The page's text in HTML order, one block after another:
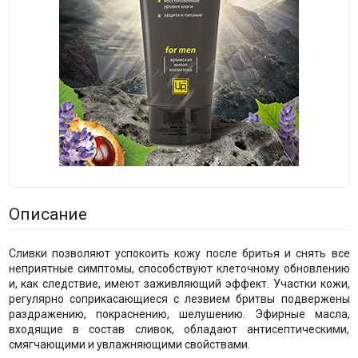
Описание
Сливки позволяют успокоить кожу после бритья и снять все
неприятные симптомы, способствуют клеточному обновлению
и, как следствие, имеют заживляющий эффект. Участки кожи,
регулярно соприкасающиеся с лезвием бритвы подвержены
раздражению, покраснению, шелушению. Эфирные масла,
входящие в состав сливок, обладают антисептическими,
смягчающими и увлажняющими свойствами.